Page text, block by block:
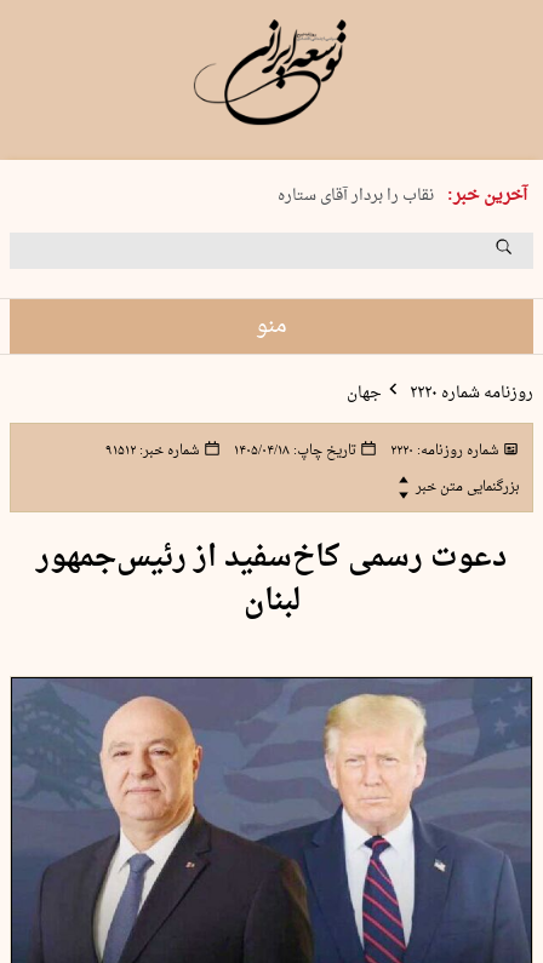
آخرین خبر:
پنجشنبه 15 مرداد 1405 شماره 2243
نقاب را بردار آقای ستاره
کدام فوتبال؟
منو
روزنامه شماره ۲۲۲۰ جهان
شماره روزنامه: ۲۲۲۰ تاریخ چاپ:۱۴۰۵/۰۴/۱۸ شماره خبر:۹۱۵۱۲
بزرگنمایی متن خبر
دعوت رسمی کاخ‌سفید از رئیس‌جمهور
لبنان